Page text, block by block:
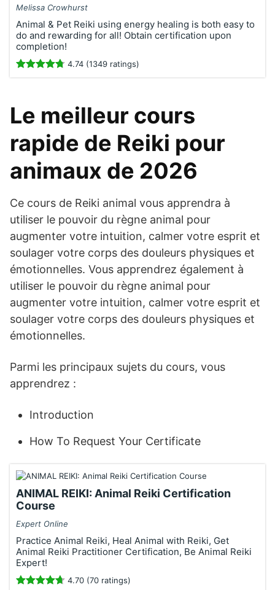
Melissa Crowhurst
Animal & Pet Reiki using energy healing is both easy to
do and rewarding for all! Obtain certification upon
completion!
4.74 (1349 ratings)
Le meilleur cours
rapide de Reiki pour
animaux de 2026
Ce cours de Reiki animal vous apprendra à
utiliser le pouvoir du règne animal pour
augmenter votre intuition, calmer votre esprit et
soulager votre corps des douleurs physiques et
émotionnelles. Vous apprendrez également à
utiliser le pouvoir du règne animal pour
augmenter votre intuition, calmer votre esprit et
soulager votre corps des douleurs physiques et
émotionnelles.
Parmi les principaux sujets du cours, vous
apprendrez :
Introduction
How To Request Your Certificate
ANIMAL REIKI: Animal Reiki Certification
Course
Expert Online
Practice Animal Reiki, Heal Animal with Reiki, Get
Animal Reiki Practitioner Certification, Be Animal Reiki
Expert!
4.70 (70 ratings)